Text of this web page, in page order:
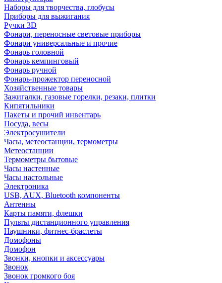
Наборы для творчества, глобусы
Приборы для выжигания
Ручки 3D
Фонари, переносные световые приборы
Фонари универсальные и прочие
Фонарь головной
Фонарь кемпинговый
Фонарь ручной
Фонарь-прожектор переносной
Хозяйственные товары
Зажигалки, газовые горелки, резаки, плитки
Кипятильники
Пакеты и прочий инвентарь
Посуда, весы
Электросушители
Часы, метеостанции, термометры
Метеостанции
Термометры бытовые
Часы настенные
Часы настольные
Электроника
USB, AUX, Bluetooth компоненты
Антенны
Карты памяти, флешки
Пульты дистанционного управления
Наушники, фитнес-браслеты
Домофоны
Домофон
Звонки, кнопки и аксессуары
Звонок
Звонок громкого боя